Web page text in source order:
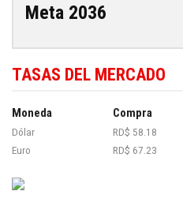
Meta 2036
TASAS DEL MERCADO
Moneda Compra
Dólar RD$ 58.18
Euro
RD$ 67.23